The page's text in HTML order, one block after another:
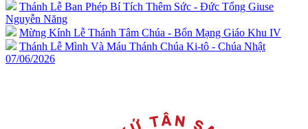
Thánh Lễ Ban Phép Bí Tích Thêm Sức - Đức Tổng Giuse
Nguyễn Năng
Mừng Kính Lễ Thánh Tâm Chúa - Bổn Mạng Giáo Khu IV
Thánh Lễ Mình Và Máu Thánh Chúa Ki-tô - Chúa Nhật
07/06/2026